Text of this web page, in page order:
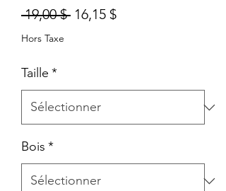
19,00 $ Prix
16,15 $Prix
Hors Taxe
Taille *
Bois *